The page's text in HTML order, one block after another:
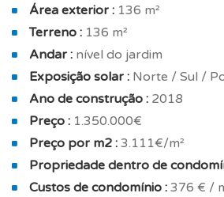
roupeiros embutidos e uma casa
(com banheira / duche).
Com um total de 3 casas de banho
zona social.
No exterior, esta casa abre-se para
Moradia vendida com garagem
1ou 2 viaturas.
Área exterior : 136 m²
Terreno : 136 m²
Andar : nível do jardim
Exposição solar : Norte / Sul /
Ano de construção : 2018
Preço : 1.350.000€
Preço por m2 : 3.111€/m²
Propriedade dentro de
Custos de condomínio : 376 € /